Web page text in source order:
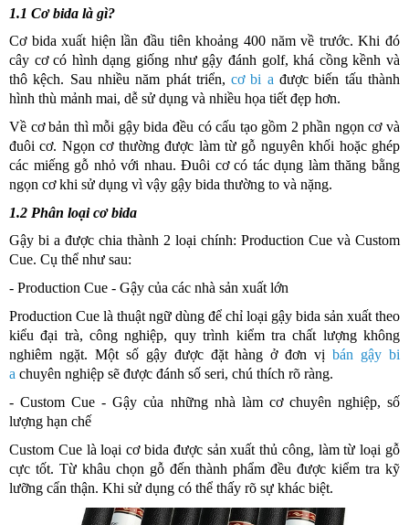
1.1 Cơ bida là gì?
Cơ bida xuất hiện lần đầu tiên khoảng 400 năm về trước. Khi đó
cây cơ có hình dạng giống như gậy đánh golf, khá cồng kềnh và
thô kệch. Sau nhiều năm phát triển,cơ bi a được biến tấu thành
hình thù mảnh mai, dễ sử dụng và nhiều họa tiết đẹp hơn.
Về cơ bản thì mỗi gậy bida đều có cấu tạo gồm 2 phần ngọn cơ và
đuôi cơ. Ngọn cơ thường được làm từ gỗ nguyên khối hoặc ghép
các miếng gỗ nhỏ với nhau. Đuôi cơ có tác dụng làm thăng bằng
ngọn cơ khi sử dụng vì vậy gậy bida thường to và nặng.
1.2 Phân loại cơ bida
Gậy bi a được chia thành 2 loại chính: Production Cue và Custom
Cue. Cụ thể như sau:
- Production Cue - Gậy của các nhà sản xuất lớn
Production Cue là thuật ngữ dùng để chỉ loại gậy bida sản xuất theo
kiểu đại trà, công nghiệp, quy trình kiểm tra chất lượng không
nghiêm ngặt. Một số gậy được đặt hàng ở đơn vịbán gậy bi
a chuyên nghiệp sẽ được đánh số seri, chú thích rõ ràng.
-Custom Cue - Gậy của những nhà làm cơ chuyên nghiệp, số
lượng hạn chế
Custom Cue là loại cơ bida được sản xuất thủ công, làm từ loại gỗ
cực tốt. Từ khâu chọn gỗ đến thành phẩm đều được kiểm tra kỹ
lưỡng cẩn thận. Khi sử dụng có thể thấy rõ sự khác biệt.